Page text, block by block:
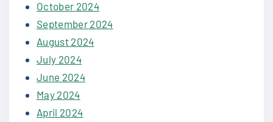
October 2024
September 2024
August 2024
July 2024
June 2024
May 2024
April 2024